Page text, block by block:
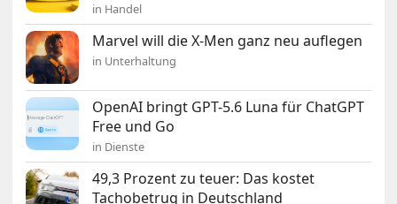
in Handel
Marvel will die X-Men ganz neu auflegen
in Unterhaltung
OpenAI bringt GPT-5.6 Luna für ChatGPT
Free und Go
in Dienste
49,3 Prozent zu teuer: Das kostet
Tachobetrug in Deutschland